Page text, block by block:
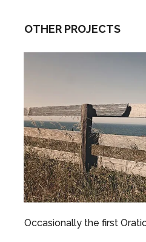
OTHER PROJECTS
Occasionally the first